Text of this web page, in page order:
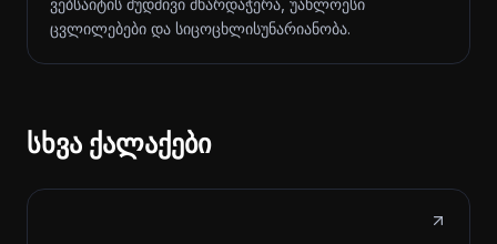
ვებსაიტის მუდმივი მხარდაჭერა, უახლოესი
ცვლილებები და სიცოცხლისუნარიანობა.
სხვა ქალაქები